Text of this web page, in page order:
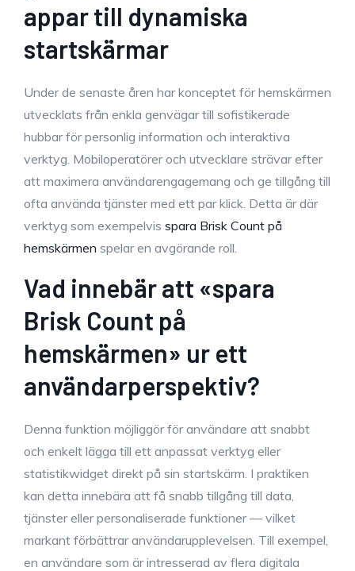
appar till dynamiska
startskärmar
Under de senaste åren har konceptet för hemskärmen
utvecklats från enkla genvägar till sofistikerade
hubbar för personlig information och interaktiva
verktyg. Mobiloperatörer och utvecklare strävar efter
att maximera användarengagemang och ge tillgång till
ofta använda tjänster med ett par klick. Detta är där
verktyg som exempelvis spara Brisk Count på
hemskärmen spelar en avgörande roll.
Vad innebär att «spara
Brisk Count på
hemskärmen» ur ett
användarperspektiv?
Denna funktion möjliggör för användare att snabbt
och enkelt lägga till ett anpassat verktyg eller
statistikwidget direkt på sin startskärm. I praktiken
kan detta innebära att få snabb tillgång till data,
tjänster eller personaliserade funktioner — vilket
markant förbättrar användarupplevelsen. Till exempel,
en användare som är intresserad av flera digitala